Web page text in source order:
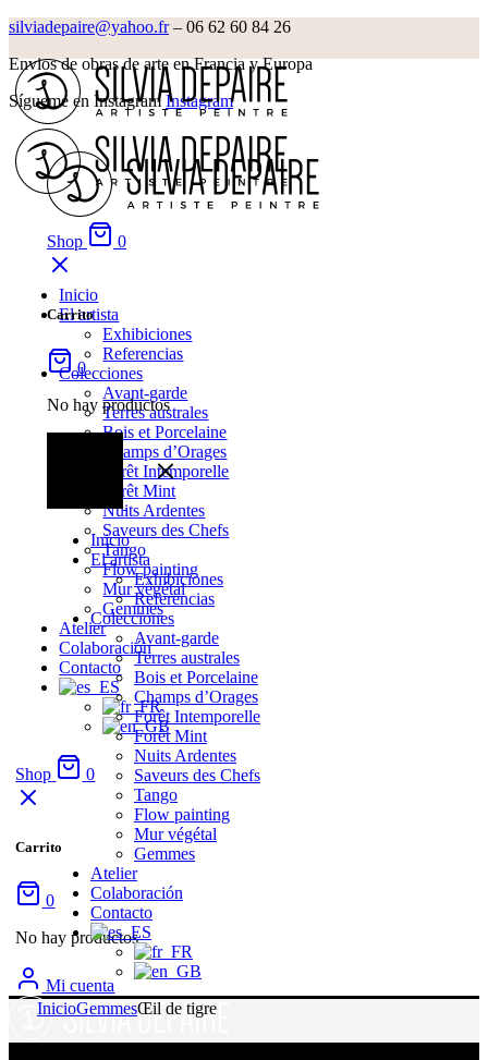
silviadepaire@yahoo.fr– 06 62 60 84 26‬
Envios de obras de arte en Francia y Europa
Sígueme en Instagram Instagram
Inicio
El artista
Exhibiciones
Referencias
Colecciones
Avant-garde
Terres australes
Bois et Porcelaine
Champs d’Orages
Forêt Intemporelle
Forêt Mint
Nuits Ardentes
Saveurs des Chefs
Tango
Flow painting
Mur végétal
Gemmes
Atelier
Colaboración
Contacto
Shop 0
Carrito
0
No hay productos
Mi cuenta
Shop 0
Carrito
0
No hay productos
Inicio
El artista
Exhibiciones
Referencias
Colecciones
Avant-garde
Terres australes
Bois et Porcelaine
Champs d’Orages
Forêt Intemporelle
Forêt Mint
Nuits Ardentes
Saveurs des Chefs
Tango
Flow painting
Mur végétal
Gemmes
Atelier
Colaboración
Contacto
InicioGemmesŒil de tigre